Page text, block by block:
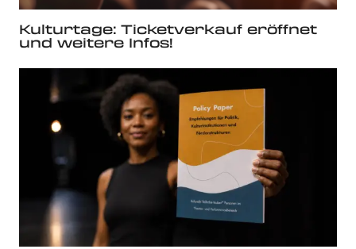
Kulturtage: Ticketverkauf eröffnet
und weitere Infos!